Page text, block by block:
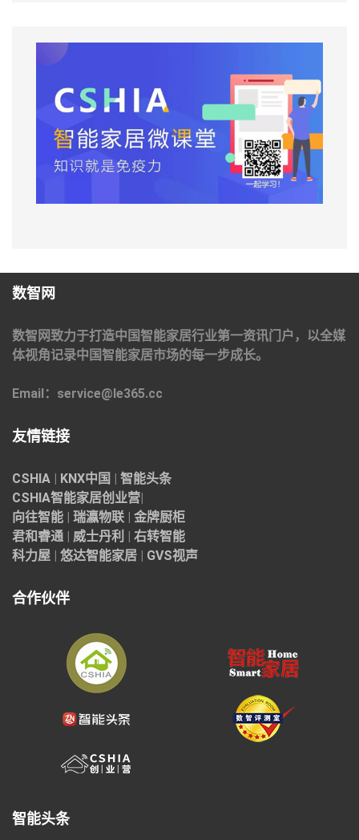
数智网
数智网致力于打造中国智能家居行业第一资讯门户，以全媒
体视角记录中国智能家居市场的每一步成长。
Email：service@le365.cc
友情链接
CSHIA KNX中国
智能头条
CSHIA智能家居创业营
向往智能
瑞瀛物联
金牌厨柜
君和睿通
威士丹利
右转智能
科力屋
悠达智能家居 GVS视声
合作伙伴
智能头条